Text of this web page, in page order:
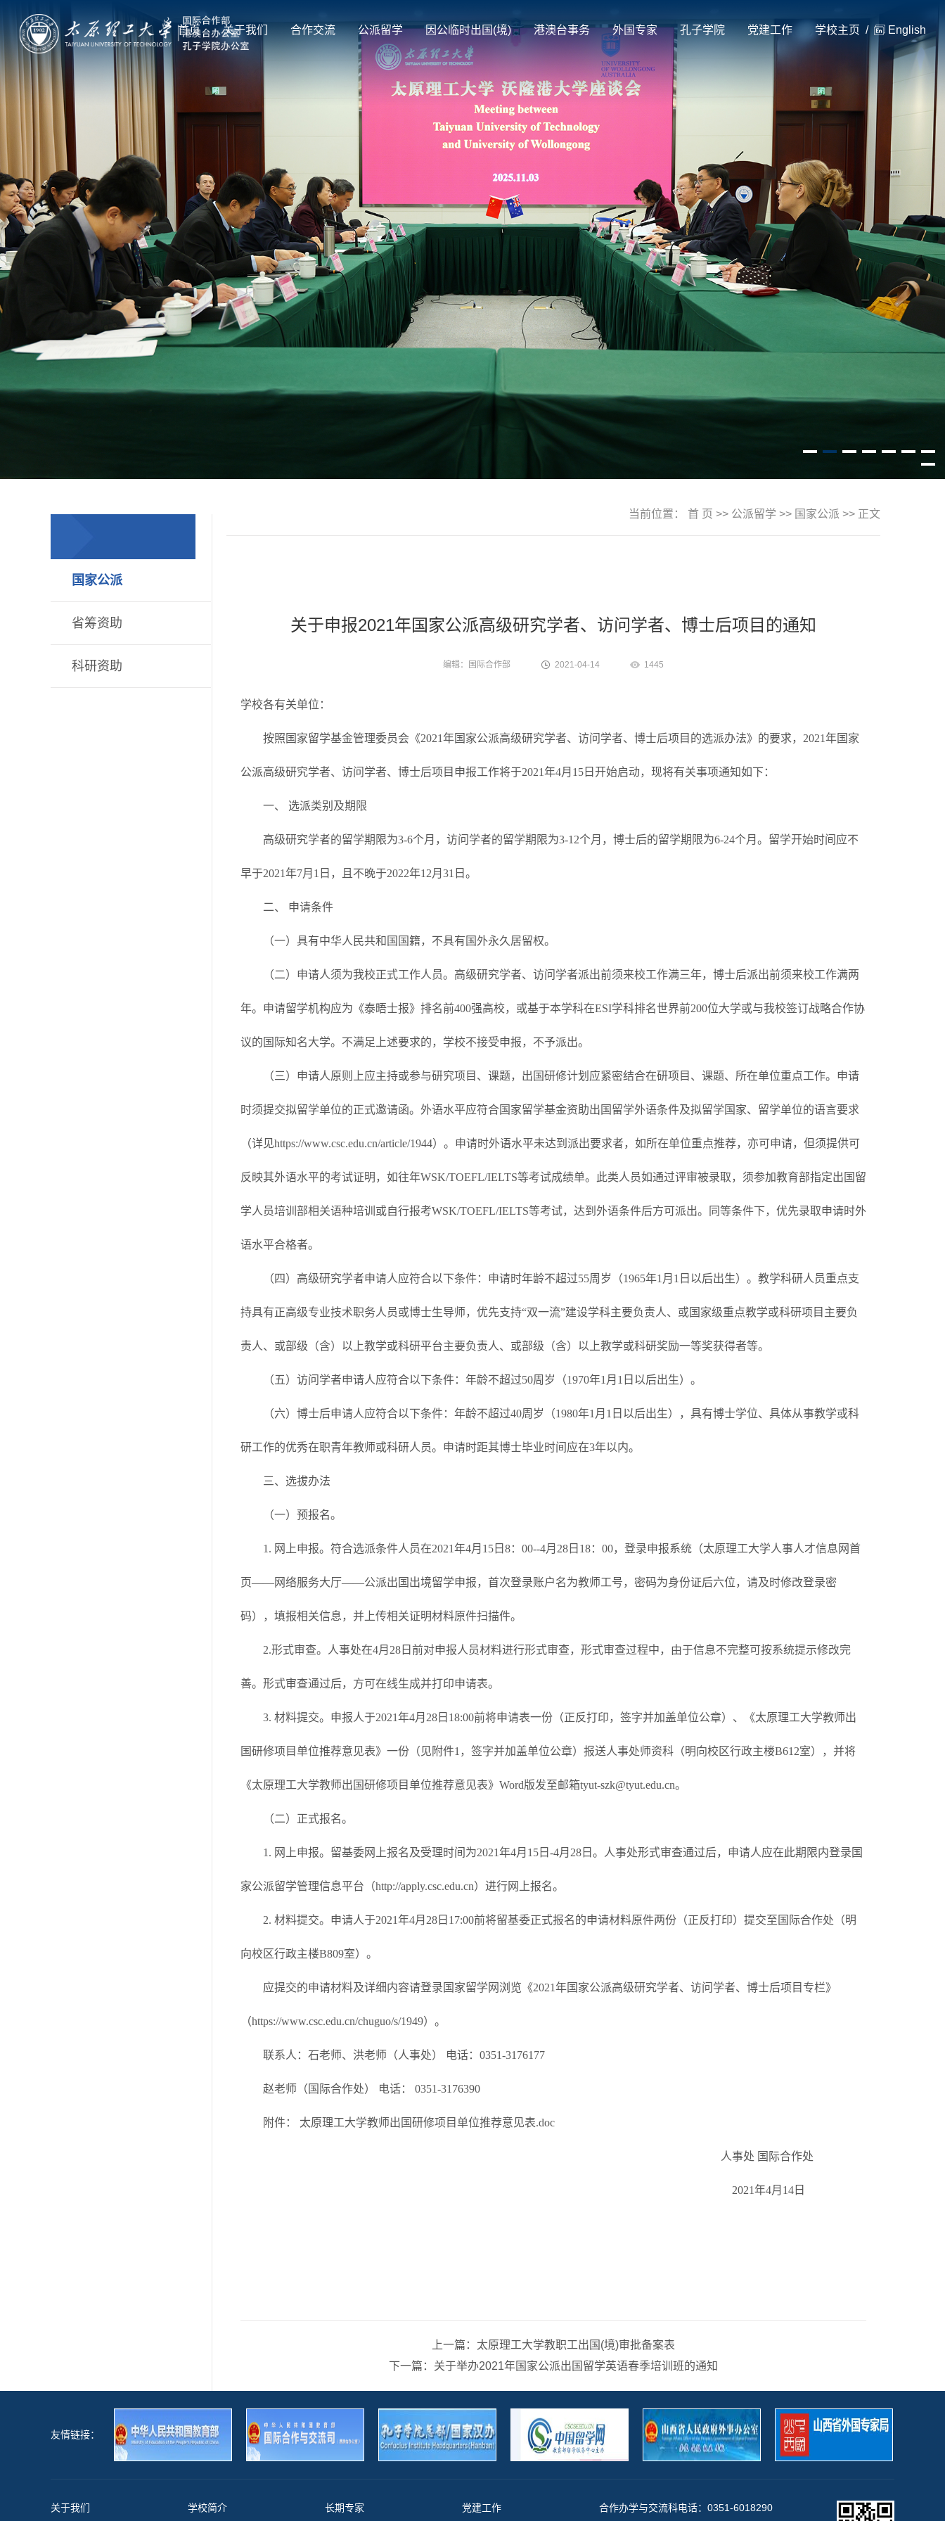
首页 关于我们 合作交流 公派留学 因公临时出国(境) 港澳台事务 外国专家 孔子学院 党建工作 学校主页 / English
国家公派
省筹资助
科研资助
当前位置： 首 页 >> 公派留学 >> 国家公派 >> 正文
关于申报2021年国家公派高级研究学者、访问学者、博士后项目的通知
编辑：国际合作部 2021-04-14 1445
学校各有关单位：
按照国家留学基金管理委员会《2021年国家公派高级研究学者、访问学者、博士后项目的选派办法》的要求，2021年国家
公派高级研究学者、访问学者、博士后项目申报工作将于2021年4月15日开始启动，现将有关事项通知如下：
一、 选派类别及期限
高级研究学者的留学期限为3-6个月，访问学者的留学期限为3-12个月，博士后的留学期限为6-24个月。留学开始时间应不
早于2021年7月1日，且不晚于2022年12月31日。
二、 申请条件
（一）具有中华人民共和国国籍，不具有国外永久居留权。
（二）申请人须为我校正式工作人员。高级研究学者、访问学者派出前须来校工作满三年，博士后派出前须来校工作满两
年。申请留学机构应为《泰晤士报》排名前400强高校，或基于本学科在ESI学科排名世界前200位大学或与我校签订战略合作协
议的国际知名大学。不满足上述要求的，学校不接受申报，不予派出。
（三）申请人原则上应主持或参与研究项目、课题，出国研修计划应紧密结合在研项目、课题、所在单位重点工作。申请
时须提交拟留学单位的正式邀请函。外语水平应符合国家留学基金资助出国留学外语条件及拟留学国家、留学单位的语言要求
（详见https://www.csc.edu.cn/article/1944）。申请时外语水平未达到派出要求者，如所在单位重点推荐，亦可申请，但须提供可
反映其外语水平的考试证明，如往年WSK/TOEFL/IELTS等考试成绩单。此类人员如通过评审被录取，须参加教育部指定出国留
学人员培训部相关语种培训或自行报考WSK/TOEFL/IELTS等考试，达到外语条件后方可派出。同等条件下，优先录取申请时外
语水平合格者。
（四）高级研究学者申请人应符合以下条件：申请时年龄不超过55周岁（1965年1月1日以后出生）。教学科研人员重点支
持具有正高级专业技术职务人员或博士生导师，优先支持“双一流”建设学科主要负责人、或国家级重点教学或科研项目主要负
责人、或部级（含）以上教学或科研平台主要负责人、或部级（含）以上教学或科研奖励一等奖获得者等。
（五）访问学者申请人应符合以下条件：年龄不超过50周岁（1970年1月1日以后出生）。
（六）博士后申请人应符合以下条件：年龄不超过40周岁（1980年1月1日以后出生），具有博士学位、具体从事教学或科
研工作的优秀在职青年教师或科研人员。申请时距其博士毕业时间应在3年以内。
三、选拔办法
（一）预报名。
1. 网上申报。符合选派条件人员在2021年4月15日8：00--4月28日18：00，登录申报系统（太原理工大学人事人才信息网首
页——网络服务大厅——公派出国出境留学申报，首次登录账户名为教师工号，密码为身份证后六位，请及时修改登录密
码），填报相关信息，并上传相关证明材料原件扫描件。
2.形式审查。人事处在4月28日前对申报人员材料进行形式审查，形式审查过程中，由于信息不完整可按系统提示修改完
善。形式审查通过后，方可在线生成并打印申请表。
3. 材料提交。申报人于2021年4月28日18:00前将申请表一份（正反打印，签字并加盖单位公章）、《太原理工大学教师出
国研修项目单位推荐意见表》一份（见附件1，签字并加盖单位公章）报送人事处师资科（明向校区行政主楼B612室），并将
《太原理工大学教师出国研修项目单位推荐意见表》Word版发至邮箱tyut-szk@tyut.edu.cn。
（二）正式报名。
1. 网上申报。留基委网上报名及受理时间为2021年4月15日-4月28日。人事处形式审查通过后，申请人应在此期限内登录国
家公派留学管理信息平台（http://apply.csc.edu.cn）进行网上报名。
2. 材料提交。申请人于2021年4月28日17:00前将留基委正式报名的申请材料原件两份（正反打印）提交至国际合作处（明
向校区行政主楼B809室）。
应提交的申请材料及详细内容请登录国家留学网浏览《2021年国家公派高级研究学者、访问学者、博士后项目专栏》
（https://www.csc.edu.cn/chuguo/s/1949）。
联系人：石老师、洪老师（人事处） 电话：0351-3176177
赵老师（国际合作处） 电话： 0351-3176390
附件： 太原理工大学教师出国研修项目单位推荐意见表.doc
人事处 国际合作处
2021年4月14日
上一篇：太原理工大学教职工出国(境)审批备案表
下一篇：关于举办2021年国家公派出国留学英语春季培训班的通知
友情链接：
关于我们 学校简介 长期专家 党建工作 合作办学与交流科电话：0351-6018290